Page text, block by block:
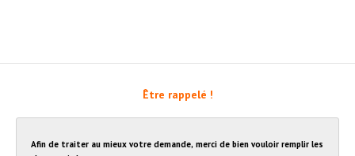
Être rappelé !
Afin de traiter au mieux votre demande, merci de bien vouloir remplir les